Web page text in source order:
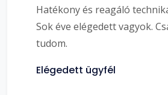
Hatékony és reagáló
Sok éve elégedett vagyok.
tudom.
Elégedett ügyfél